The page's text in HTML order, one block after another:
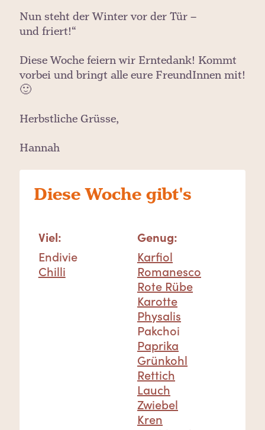
Nun steht der Winter vor der Tür –
und friert!“
Diese Woche feiern wir Erntedank! Kommt
vorbei und bringt alle eure FreundInnen mit!
🙂
Herbstliche Grüsse,
Hannah
Viel:
Endivie
Chilli
Genug:
Karfiol
Romanesco
Rote Rübe
Karotte
Physalis
Pakchoi
Paprika
Grünkohl
Rettich
Lauch
Zwiebel
Kren